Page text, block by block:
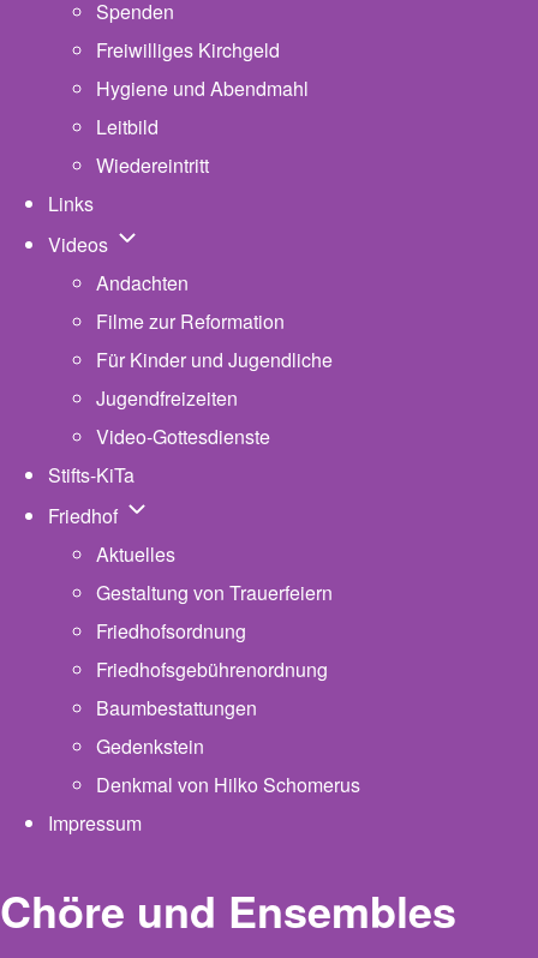
Spenden
Freiwilliges Kirchgeld
Hygiene und Abendmahl
Leitbild
Wiedereintritt
Links
Videos Unternavigation von Videos
Andachten
Filme zur Reformation
Für Kinder und Jugendliche
Jugendfreizeiten
Video-Gottesdienste
Stifts-KiTa
Friedhof Unternavigation von Friedhof
Aktuelles
Gestaltung von Trauerfeiern
Friedhofsordnung
Friedhofsgebührenordnung
Baumbestattungen
Gedenkstein
Denkmal von Hilko Schomerus
Impressum
Chöre und Ensembles